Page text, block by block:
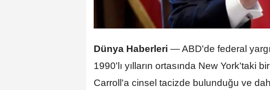
Dünya Haberleri —ABD'de federal
1990'lı yılların ortasında New York'taki
Carroll'a cinsel tacizde bulunduğu ve